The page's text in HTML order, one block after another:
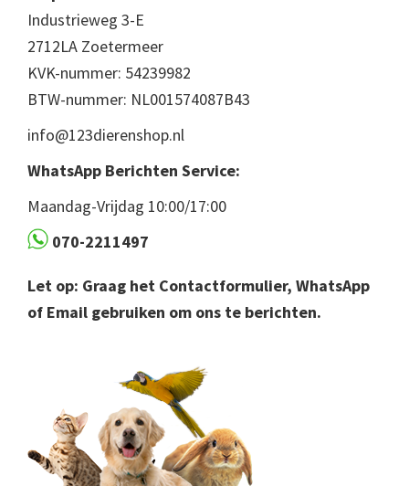
Industrieweg 3-E
2712LA Zoetermeer
KVK-nummer: 54239982
BTW-nummer: NL001574087B43
info@123dierenshop.nl
WhatsApp Berichten Service:
Maandag-Vrijdag 10:00/17:00
070-2211497
Let op: Graag het Contactformulier, WhatsApp
of Email gebruiken om ons te berichten.